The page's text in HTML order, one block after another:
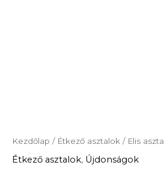
Kezdőlap / Étkező asztalok / Elis
Étkező asztalok, Újdonságok